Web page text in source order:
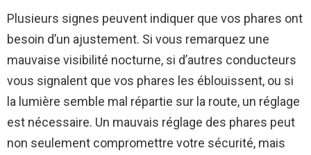
Plusieurs signes peuvent indiquer que vos phares ont
besoin d’un ajustement. Si vous remarquez une
mauvaise visibilité nocturne, si d’autres conducteurs
vous signalent que vos phares les éblouissent, ou si
la lumière semble mal répartie sur la route, un réglage
est nécessaire. Un mauvais réglage des phares peut
non seulement compromettre votre sécurité, mais